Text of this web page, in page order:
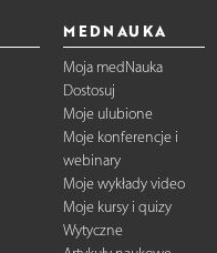
MEDNAUKA
Moja medNauka
Dostosuj
Moje ulubione
Moje konferencje i
webinary
Moje wykłady video
Moje kursy i quizy
Wytyczne